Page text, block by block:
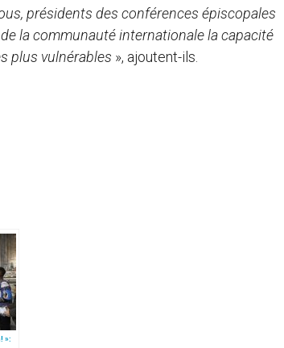
présidents des conférences épiscopales
la communauté internationale la capacité
plus vulnérables », ajoutent-ils.
»: